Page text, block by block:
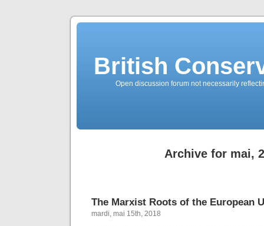
British
Open discussion forum not necessarily
Archive for mai,
The Marxist Roots of the European
mardi, mai 15th, 2018